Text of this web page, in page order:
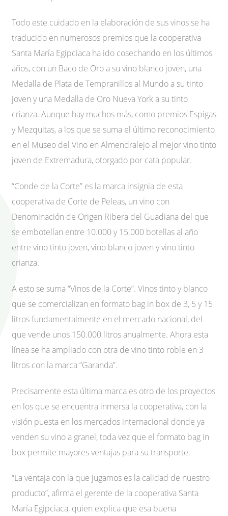
Todo este cuidado en la elaboración de sus vinos se ha
traducido en numerosos premios que la cooperativa
Santa María Egipciaca ha ido cosechando en los últimos
años, con un Baco de Oro a su vino blanco joven, una
Medalla de Plata de Tempranillos al Mundo a su tinto
joven y una Medalla de Oro Nueva York a su tinto
crianza. Aunque hay muchos más, como premios Espigas
y Mezquitas, a los que se suma el último reconocimiento
en el Museo del Vino en Almendralejo al mejor vino tinto
joven de Extremadura, otorgado por cata popular.
“Conde de la Corte” es la marca insignia de esta
cooperativa de Corte de Peleas, un vino con
Denominación de Origen Ribera del Guadiana del que
se embotellan entre 10.000 y 15.000 botellas al año
entre vino tinto joven, vino blanco joven y vino tinto
crianza.
A esto se suma “Vinos de la Corte”. Vinos tinto y blanco
que se comercializan en formato bag in box de 3, 5 y 15
litros fundamentalmente en el mercado nacional, del
que vende unos 150.000 litros anualmente. Ahora esta
línea se ha ampliado con otra de vino tinto roble en 3
litros con la marca “Garanda”.
Precisamente esta última marca es otro de los proyectos
en los que se encuentra inmersa la cooperativa, con la
visión puesta en los mercados internacional donde ya
venden su vino a granel, toda vez que el formato bag in
box permite mayores ventajas para su transporte.
“La ventaja con la que jugamos es la calidad de nuestro
producto”, afirma el gerente de la cooperativa Santa
María Egipciaca, quien explica que esa buena